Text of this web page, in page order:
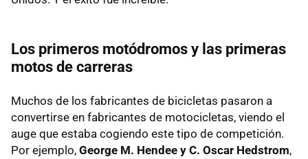
Los primeros motódromos y las primeras
motos de carreras
Muchos de los fabricantes de bicicletas pasaron a
convertirse en fabricantes de motocicletas, viendo el
auge que estaba cogiendo este tipo de competición.
Por ejemplo, George M. Hendee y C. Oscar Hedstrom,